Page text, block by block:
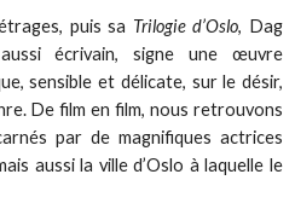
puis sa Trilogie d’Oslo, Dag
écrivain, signe une œuvre
sensible et délicate, sur le désir,
De film en film, nous retrouvons
par de magnifiques actrices
aussi la ville d’Oslo à laquelle le